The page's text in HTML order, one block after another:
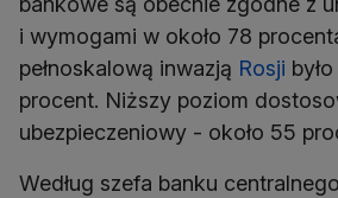
i wymogami w około 78
pełnoskalową inwazją Rosji
procent. Niższy poziom
ubezpieczeniowy - około 55
Według szefa banku